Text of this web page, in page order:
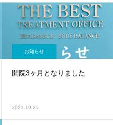
お知らせ
開院3ヶ月となりました
2021.10.21